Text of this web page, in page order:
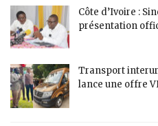
Côte d’Ivoire :
présentation
Transport
lance une offre